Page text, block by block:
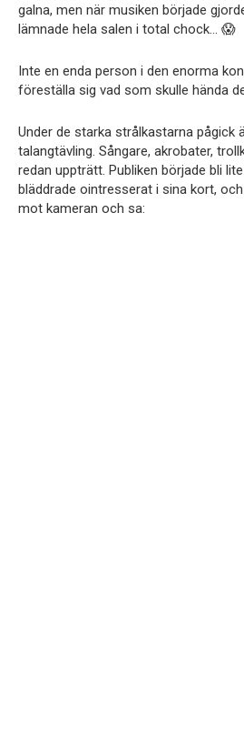
galna, men när musiken började
lämnade hela salen i total chock… 😱
Inte en enda person i den enorma
föreställa sig vad som skulle hända
Under de starka strålkastarna pågick
talangtävling. Sångare, akrobater,
redan uppträtt. Publiken började bli
bläddrade ointresserat i sina kort,
mot kameran och sa: